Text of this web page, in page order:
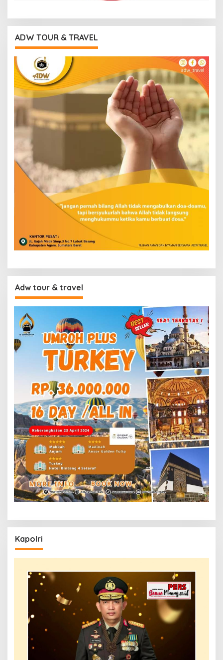
ADW TOUR & TRAVEL
Adw tour & travel
Kapolri